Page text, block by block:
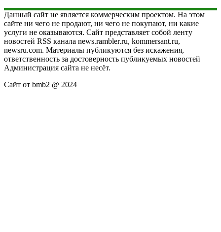
Данный сайт не является коммерческим проектом. На этом
сайте ни чего не продают, ни чего не покупают, ни какие
услуги не оказываются. Сайт представляет собой ленту
новостей RSS канала news.rambler.ru, kommersant.ru,
newsru.com. Материалы публикуются без искажения,
ответственность за достоверность публикуемых новостей
Администрация сайта не несёт.
Сайт от bmb2 @ 2024